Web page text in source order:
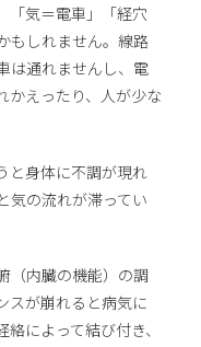
「気＝電車」「経穴
もしれません。線路
は通れませんし、電
かえったり、人が少な
と身体に不調が現れ
気の流れが滞ってい
（内臓の機能）の調
スが崩れると病気に
によって結び付き、